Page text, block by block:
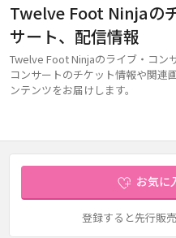
Twelve Foot Ninjaの
サート、配信情報
Twelve Foot Ninjaのライブ・コン
コンサートのチケット情報や関連
ンテンツをお届けします。
お気に
登録すると先行販